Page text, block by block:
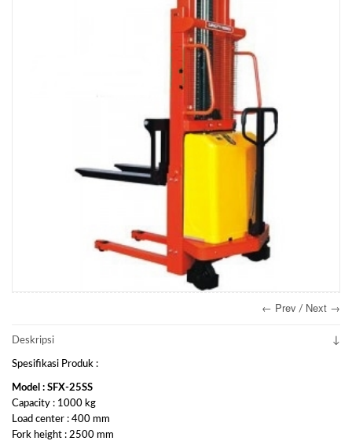
← Prev / Next →
Deskripsi
Spesifikasi Produk :
Model : SFX-25SS
Capacity : 1000 kg
Load center : 400 mm
Fork height : 2500 mm